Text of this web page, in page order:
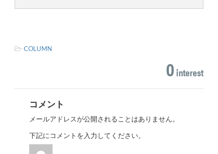
-COLUMN
0 interest
コメント
メールアドレスが公開されることはありません。
下記にコメントを入力してください。